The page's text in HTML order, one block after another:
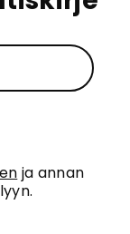
ja annan